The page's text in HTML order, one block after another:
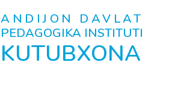
ANDIJON DAVLAT
PEDAGOGIKA INSTITUTI
KUTUBXONA